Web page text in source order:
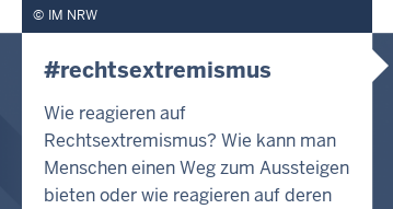
IM NRW
#rechtsextremismus
Wie reagieren auf
Rechtsextremismus? Wie kann man
Menschen einen Weg zum Aussteigen
bieten oder wie reagieren auf deren